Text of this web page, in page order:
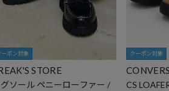
ーポン対象
STORE
ソール ペニーローファー /
クーポン対象
CS